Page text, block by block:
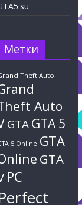
Метки
Theft Auto
Auto
GTAGTA 5
5 Online GTA
GTA
PC